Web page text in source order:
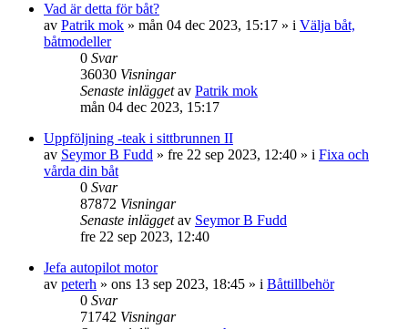
Vad är detta för båt?
av Patrik mok » mån 04 dec 2023, 15:17 » i Välja båt,
båtmodeller
0 Svar
36030 Visningar
Senaste inläggetav Patrik mok
mån 04 dec 2023, 15:17
Uppföljning -teak i sittbrunnen II
av Seymor B Fudd » fre 22 sep 2023, 12:40 » i Fixa och
vårda din båt
0 Svar
87872 Visningar
Senaste inläggetav Seymor B Fudd
fre 22 sep 2023, 12:40
Jefa autopilot motor
av peterh » ons 13 sep 2023, 18:45 » i Båttillbehör
0 Svar
71742 Visningar